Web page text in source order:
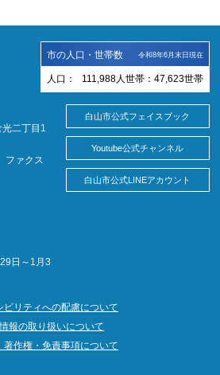
市の人口・世帯数 令和8年6月末日現在
人口： 111,988 人 世帯： 47,623世帯
二丁目1
ファクス
日～1月3
白山市公式フェイスブック
Youtube公式チャンネル
白山市公式LINEアカウント
ビリティへの配慮について
報の取り扱いについて
著作権・免責事項について